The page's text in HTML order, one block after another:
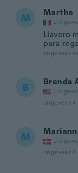
M Martha
Lid
Llavero
para
ongeveer
B Brenda
Lid
ongeveer 4
M Lid
ongeveer 4